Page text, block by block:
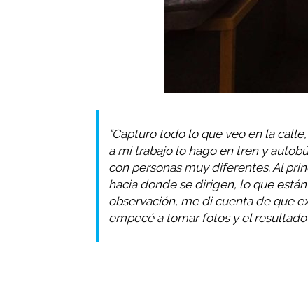
“Capturo todo lo que veo en la
a mi trabajo lo hago en tren y
con personas muy diferentes. Al
hacia donde se dirigen, lo que
observación, me di cuenta de que
empecé a tomar fotos y el resultado